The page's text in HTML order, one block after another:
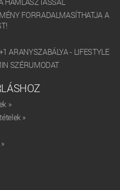
FORRADALMASÍTHATJA A
ARANYSZABÁLYA - LIFESTYLE
SZÉRUMODAT
»
»